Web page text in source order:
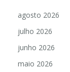
agosto 2026
julho 2026
junho 2026
maio 2026